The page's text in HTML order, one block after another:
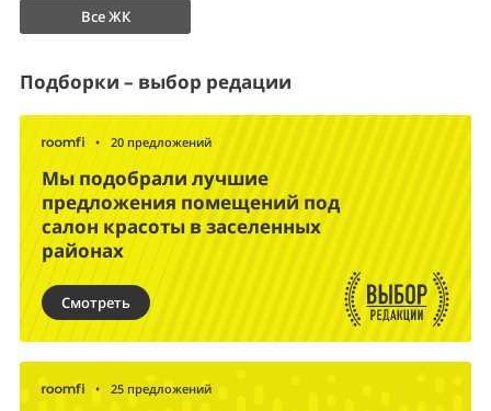
Все ЖК
Подборки – выбор редации
• 20 предложений
Мы подобрали лучшие
предложения помещений под
салон красоты в заселенных
районах
Смотреть
• 25 предложений